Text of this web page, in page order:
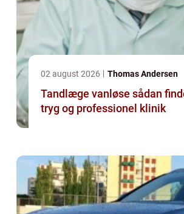
02 august 2026 Thomas Andersen
Tandlæge vanløse sådan finder du en
tryg og professionel klinik